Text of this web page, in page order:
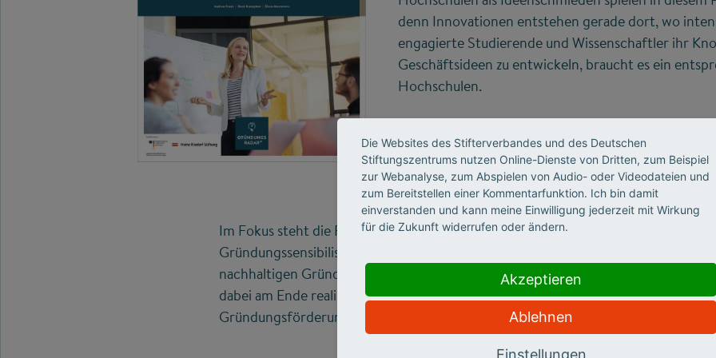
denn Innovationen entstehen gerade dort, wo
engagierte Studierende und Wissenschaftler ihr
Geschäftsideen zu entwickeln, braucht es ein
Hochschulen.
Mit diesem Gründungsradar wird zum dritten Mal
Hochschulen in Deutschland in den Blick genommen.
Im Fokus steht die Frage, wie Hochschulen die Gründung von Unternehmen
Gründungssensibilisierung und -unterstützung sowie durch institutionelle
nachhaltigen Gründungskultur. In die Bewertung fließt aber auch ein, welche
dabei am Ende realisiert werden, das heißt, welchen Output die Bemühungen in der
Gründungsförderung hervorbringen.
Die Websites des Stifterverbandes und des Deutschen
Stiftungszentrums nutzen Online-Dienste von Dritten, zum Beispiel
zur Webanalyse, zum Abspielen von Audio- oder Videodateien und
zum Bereitstellen einer Kommentarfunktion. Ich bin damit
einverstanden und kann meine Einwilligung jederzeit mit Wirkung
für die Zukunft widerrufen oder ändern.
Akzeptieren
Ablehnen
Einstellungen